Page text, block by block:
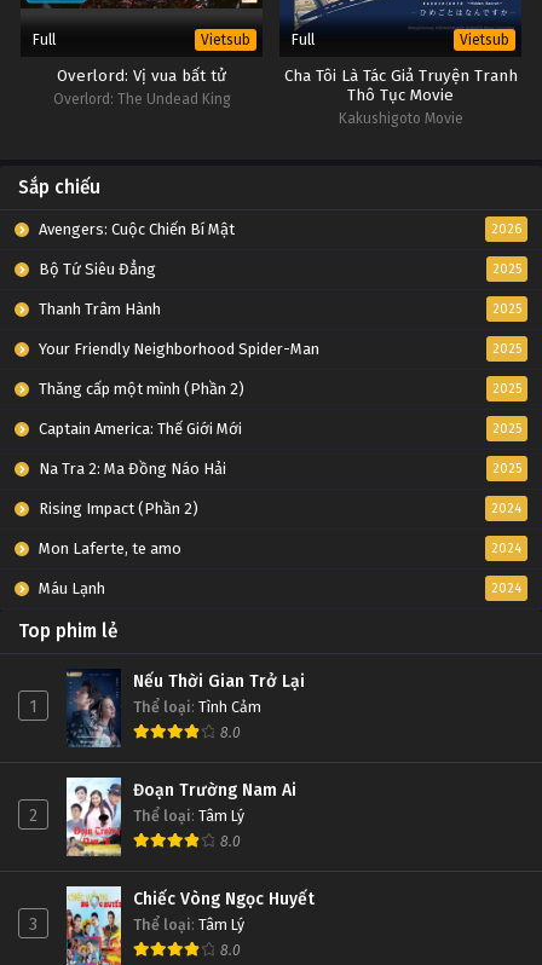
Full Vietsub
Overlord: Vị vua bất tử
Overlord: The Undead King
Full Vietsub
Cha Tôi Là Tác Giả Truyện Tranh
Thô Tục Movie
Kakushigoto Movie
Sắp chiếu
Avengers: Cuộc Chiến Bí Mật 2026
Bộ Tứ Siêu Đẳng 2025
Thanh Trâm Hành 2025
Your Friendly Neighborhood Spider-Man 2025
Thăng cấp một mình (Phần 2) 2025
Captain America: Thế Giới Mới 2025
Na Tra 2: Ma Đồng Náo Hải 2025
Rising Impact (Phần 2) 2024
Mon Laferte, te amo 2024
Máu Lạnh 2024
Top phim lẻ
1
Nếu Thời Gian Trở Lại
Thể loại: Tình Cảm
8.0
2
Đoạn Trường Nam Ai
Thể loại: Tâm Lý
8.0
3
Chiếc Vòng Ngọc Huyết
Thể loại: Tâm Lý
8.0